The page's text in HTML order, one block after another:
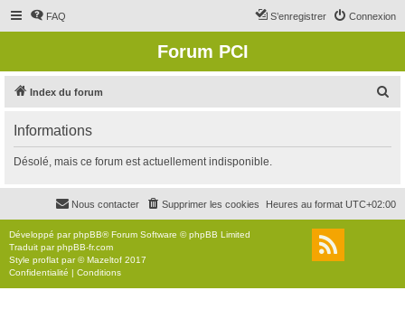
FAQ Connexion
S’enregistrer
Forum PCI
Index du forum
r
c
r
Informations
Désolé, mais ce forum est actuellement indisponible.
Heures au format UTC+02:00
Supprimer les cookies
Nous contacter
Développé parphpBB® Forum Software © phpBB Limited
Traduit parphpBB-fr.com
Style proflat par ©Mazeltof 2017
Confidentialité | Conditions